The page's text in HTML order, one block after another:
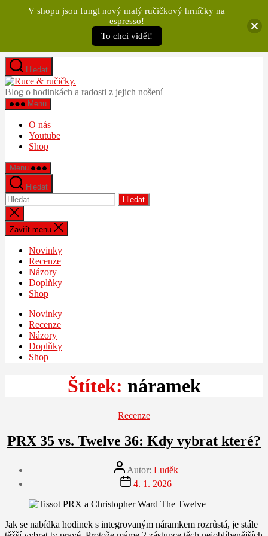
Přejít
obsahu
Hledat
&
Blog o hodinkách a radosti z jejich nošení
Menu
O nás
Youtube
Shop
Menu
Hledat
Výsledky
vyhledávání:
Zavřít
vyhledávání
Zavřít menu
Novinky
Recenze
Názory
Doplňky
Shop
Novinky
Recenze
Názory
Doplňky
Shop
Štítek: náramek
Rubriky
Recenze
PRX 35 vs. Twelve 36: Kdy vybrat které?
Autor
příspěvku
Autor: Luděk
Datum
příspěvku
4. 1. 2026
Jak se nabídka hodinek s integrovaným náramkem rozrůstá, je stále
V shopu jsou fungl nový malý ručičkový hrníčky na
espresso!
To chci vidět!